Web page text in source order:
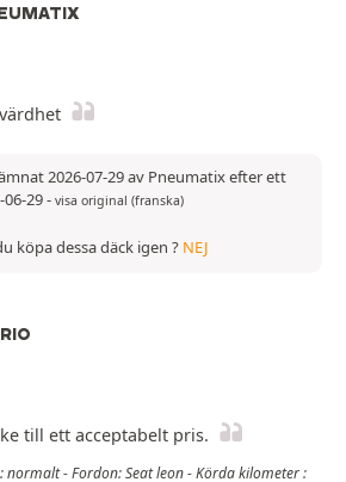
2026-07-29 av Pneumatix efter ett
29- visa original (franska)
köpa dessa däck igen ? NEJ
till ett acceptabelt pris.
normalt - Fordon: Seat leon - Körda kilometer :